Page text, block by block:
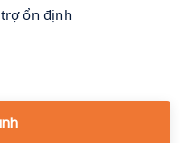
ổn định